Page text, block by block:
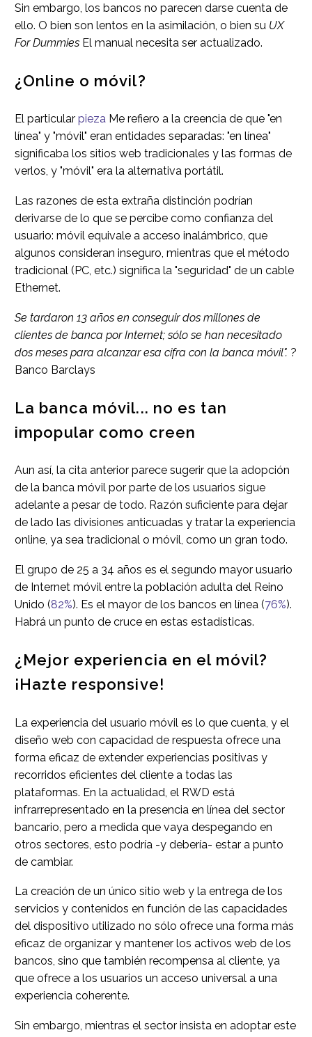
Sin embargo, los bancos no parecen darse cuenta de
ello. O bien son lentos en la asimilación, o bien su UX
For Dummies El manual necesita ser actualizado.
¿Online o móvil?
El particular pieza Me refiero a la creencia de que "en
línea" y "móvil" eran entidades separadas: "en línea"
significaba los sitios web tradicionales y las formas de
verlos, y "móvil" era la alternativa portátil.
Las razones de esta extraña distinción podrían
derivarse de lo que se percibe como confianza del
usuario: móvil equivale a acceso inalámbrico, que
algunos consideran inseguro, mientras que el método
tradicional (PC, etc.) significa la "seguridad" de un cable
Ethernet.
Se tardaron 13 años en conseguir dos millones de
clientes de banca por Internet; sólo se han necesitado
dos meses para alcanzar esa cifra con la banca móvil". ?
Banco Barclays
La banca móvil... no es tan
impopular como creen
Aun así, la cita anterior parece sugerir que la adopción
de la banca móvil por parte de los usuarios sigue
adelante a pesar de todo. Razón suficiente para dejar
de lado las divisiones anticuadas y tratar la experiencia
online, ya sea tradicional o móvil, como un gran todo.
El grupo de 25 a 34 años es el segundo mayor usuario
de Internet móvil entre la población adulta del Reino
Unido (82%). Es el mayor de los bancos en línea (76%).
Habrá un punto de cruce en estas estadísticas.
¿Mejor experiencia en el móvil?
¡Hazte responsive!
La experiencia del usuario móvil es lo que cuenta, y el
diseño web con capacidad de respuesta ofrece una
forma eficaz de extender experiencias positivas y
recorridos eficientes del cliente a todas las
plataformas. En la actualidad, el RWD está
infrarrepresentado en la presencia en línea del sector
bancario, pero a medida que vaya despegando en
otros sectores, esto podría -y debería- estar a punto
de cambiar.
La creación de un único sitio web y la entrega de los
servicios y contenidos en función de las capacidades
del dispositivo utilizado no sólo ofrece una forma más
eficaz de organizar y mantener los activos web de los
bancos, sino que también recompensa al cliente, ya
que ofrece a los usuarios un acceso universal a una
experiencia coherente.
Sin embargo, mientras el sector insista en adoptar este